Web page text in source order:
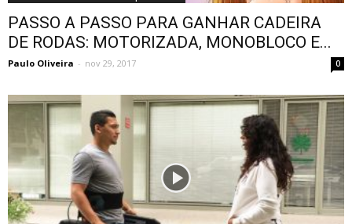
PASSO A PASSO PARA GANHAR CADEIRA
DE RODAS: MOTORIZADA, MONOBLOCO E...
Paulo Oliveira - nov 29, 2017 0